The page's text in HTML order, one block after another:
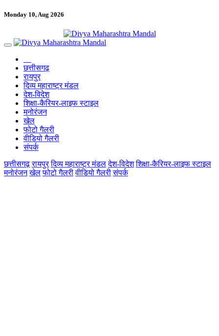
Monday 10, Aug 2026
छत्तीसगढ़
रायपुर
दिव्य महाराष्ट्र मंडल
देश-विदेश
शिक्षा-कैरियर-लाइफ स्टाइल
मनोरंजन
खेल
फोटो गैलरी
वीडियो गैलरी
संपर्क
छत्तीसगढ़ रायपुर दिव्य महाराष्ट्र मंडल देश-विदेश शिक्षा-कैरियर-लाइफ स्टाइल
मनोरंजन खेल फोटो गैलरी वीडियो गैलरी संपर्क